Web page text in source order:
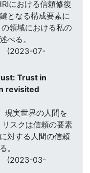
における信頼修復
となる構成要素に
領域における私の
べる。
(2023-07-
Trust in
revisited
現実世界の人間を
スクは信頼の要素
対する人間の信頼
。
(2023-03-